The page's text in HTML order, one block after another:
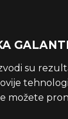
su
možete